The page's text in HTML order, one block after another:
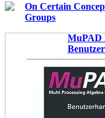
On Certain
Groups
MuPAD